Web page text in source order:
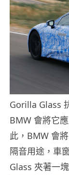
Gorilla Glass
BMW 會將它
此，BMW 會
隔音用途，車
Glass 夾著一